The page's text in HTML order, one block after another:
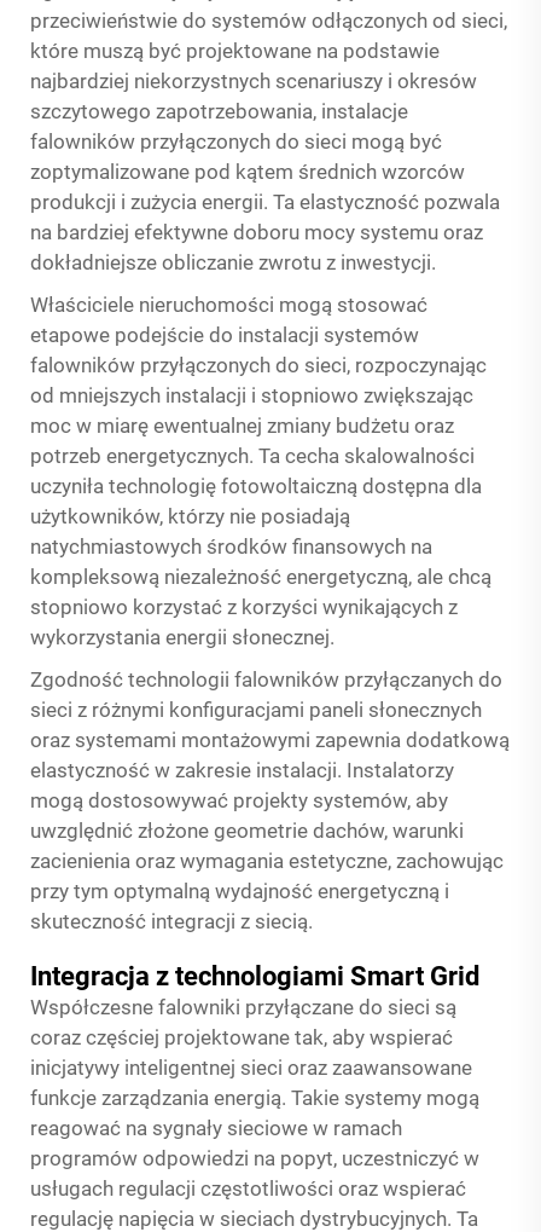
przeciwieństwie do systemów odłączonych od sieci,
które muszą być projektowane na podstawie
najbardziej niekorzystnych scenariuszy i okresów
szczytowego zapotrzebowania, instalacje
falowników przyłączonych do sieci mogą być
zoptymalizowane pod kątem średnich wzorców
produkcji i zużycia energii. Ta elastyczność pozwala
na bardziej efektywne doboru mocy systemu oraz
dokładniejsze obliczanie zwrotu z inwestycji.
Właściciele nieruchomości mogą stosować
etapowe podejście do instalacji systemów
falowników przyłączonych do sieci, rozpoczynając
od mniejszych instalacji i stopniowo zwiększając
moc w miarę ewentualnej zmiany budżetu oraz
potrzeb energetycznych. Ta cecha skalowalności
uczyniła technologię fotowoltaiczną dostępna dla
użytkowników, którzy nie posiadają
natychmiastowych środków finansowych na
kompleksową niezależność energetyczną, ale chcą
stopniowo korzystać z korzyści wynikających z
wykorzystania energii słonecznej.
Zgodność technologii falowników przyłączanych do
sieci z różnymi konfiguracjami paneli słonecznych
oraz systemami montażowymi zapewnia dodatkową
elastyczność w zakresie instalacji. Instalatorzy
mogą dostosowywać projekty systemów, aby
uwzględnić złożone geometrie dachów, warunki
zacienienia oraz wymagania estetyczne, zachowując
przy tym optymalną wydajność energetyczną i
skuteczność integracji z siecią.
Integracja z technologiami Smart Grid
Współczesne falowniki przyłączane do sieci są
coraz częściej projektowane tak, aby wspierać
inicjatywy inteligentnej sieci oraz zaawansowane
funkcje zarządzania energią. Takie systemy mogą
reagować na sygnały sieciowe w ramach
programów odpowiedzi na popyt, uczestniczyć w
usługach regulacji częstotliwości oraz wspierać
regulację napięcia w sieciach dystrybucyjnych. Ta